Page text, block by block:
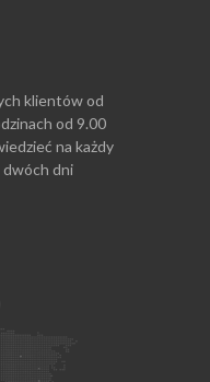
klientów od
od 9.00
na każdy
dni